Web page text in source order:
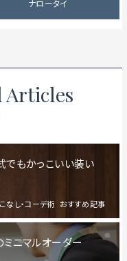
ナロータイ
Articles
でもかっこいい装い
おすすめ記事
なし・コーデ術
ミニマルオーダー